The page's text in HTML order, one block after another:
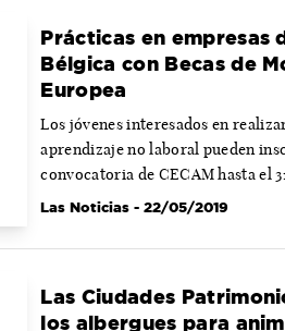
Prácticas en empresas
Bélgica con Becas de
Europea
Los jóvenes interesados en
aprendizaje no laboral pueden
convocatoria de CECAM hasta el
Las Noticias - 22/05/2019
Las Ciudades
los albergues para